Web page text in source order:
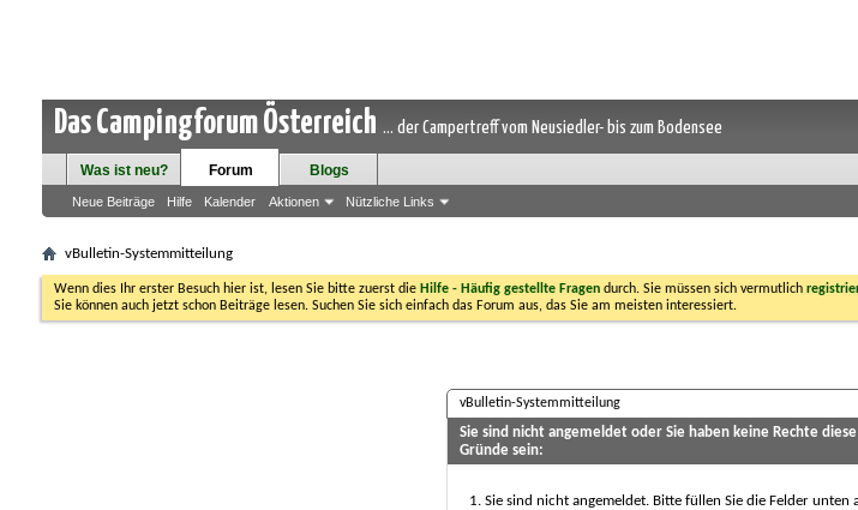
Das Campingforum Österreich ... der Campertreff vom Neusiedler- bis zum Bodensee
Was ist neu? Forum
Neue Beiträge Hilfe Kalender Aktionen Nützliche Links
Blogs
vBulletin-Systemmitteilung
Wenn dies Ihr erster Besuch hier ist, lesen Sie bitte zuerst die Hilfe - Häufig gestellte Fragen durch. Sie müssen sich vermutlich
Sie können auch jetzt schon Beiträge lesen. Suchen Sie sich einfach das Forum aus, das Sie am meisten interessiert.
vBulletin-Systemmitteilung
Sie sind nicht angemeldet oder Sie haben keine Rechte
Gründe sein:
Sie sind nicht angemeldet. Bitte füllen Sie die Felder unten